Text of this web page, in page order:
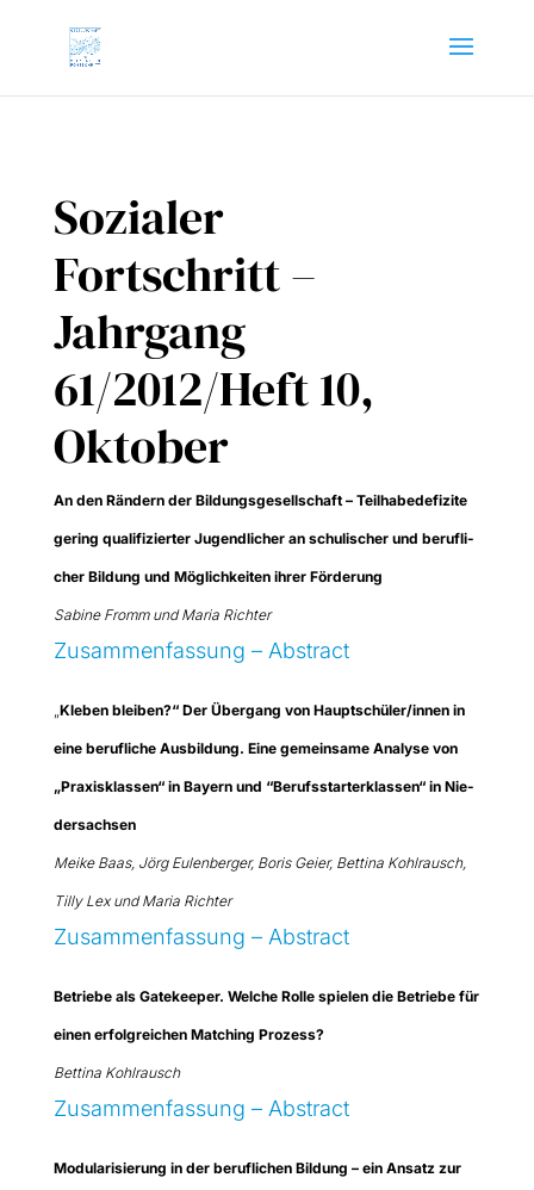
Sozialer
Fortschritt –
Jahrgang
61/2012/Heft 10,
Oktober
An den Rän­dern der Bil­dungs­ge­sell­schaft – Teil­ha­be­de­fi­zi­te
gering qua­li­fi­zier­ter Jugend­li­cher an schu­li­scher und beruf­li­
cher Bil­dung und Mög­lich­kei­ten ihrer För­de­rung
Sabi­ne Fromm und Maria Rich­ter
Zusam­men­fas­sung – Abs­tract
„Kle­ben blei­ben?“ Der Über­gang von Hauptschüler/innen in
eine beruf­li­che Aus­bil­dung. Eine gemein­sa­me Ana­ly­se von
„Pra­xis­klas­sen“ in Bay­ern und “Berufs­star­ter­klas­sen“ in Nie­
der­sach­sen
Mei­ke Baas, Jörg Eulen­ber­ger, Boris Gei­er, Bet­ti­na Kohl­rausch,
Til­ly Lex und Maria Rich­ter
Zusam­men­fas­sung – Abs­tract
Betrie­be als Gate­kee­per. Wel­che Rol­le spie­len die Betrie­be für
einen erfolg­rei­chen Matching Pro­zess?
Bet­ti­na Kohl­rausch
Zusam­men­fas­sung – Abs­tract
Modu­la­ri­sie­rung in der beruf­li­chen Bil­dung – ein Ansatz zur